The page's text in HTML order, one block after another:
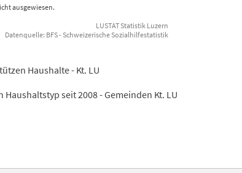
ausgewiesen.
LUSTAT Statistik Luzern
Datenquelle: BFS - Schweizerische Sozialhilfestatistik
Haushalte - Kt. LU
seit 2008 - Gemeinden Kt. LU